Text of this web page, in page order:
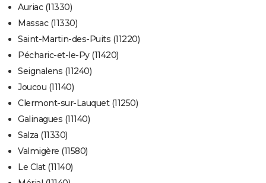
Auriac (11330)
Massac (11330)
Saint-Martin-des-Puits (11220)
Pécharic-et-le-Py (11420)
Seignalens (11240)
Joucou (11140)
Clermont-sur-Lauquet (11250)
Galinagues (11140)
Salza (11330)
Valmigère (11580)
Le Clat (11140)